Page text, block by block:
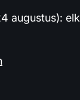
augustus):